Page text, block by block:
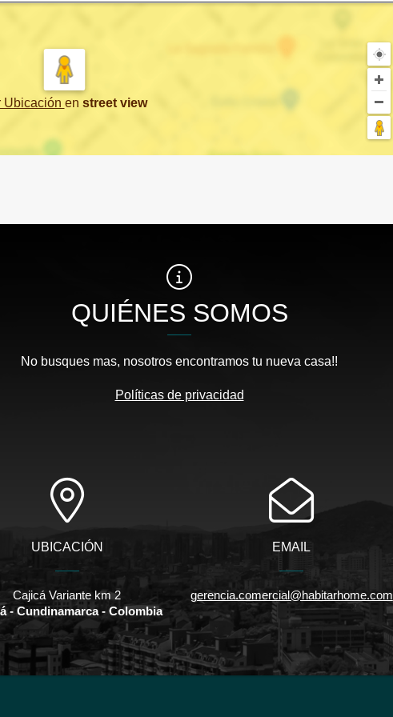
Ubicación en street view
QUIÉNES SOMOS
No busques mas, nosotros encontramos tu nueva casa!!
Políticas de privacidad
UBICACIÓN
Cajicá Variante km 2
- Cundinamarca - Colombia
EMAIL
gerencia.comercial@habitarhome.com